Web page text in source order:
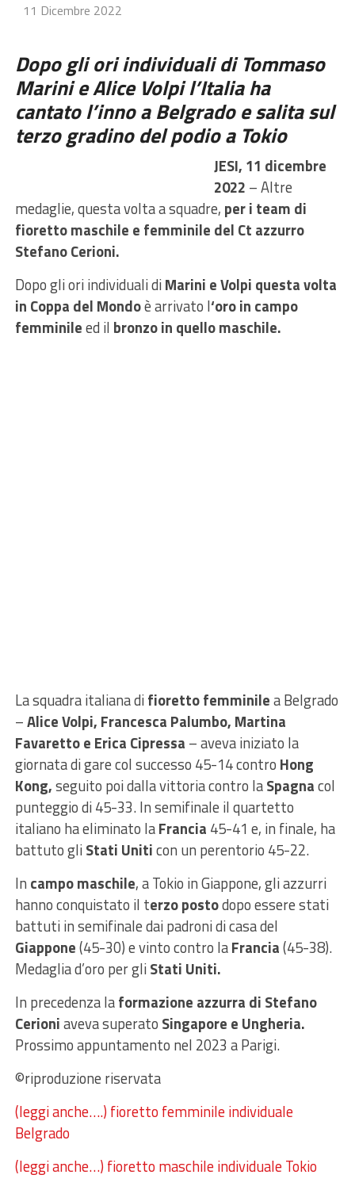
11 Dicembre 2022
Dopo gli ori individuali di Tommaso
Marini e Alice Volpi l’Italia ha
cantato l’inno a Belgrado e salita sul
terzo gradino del podio a Tokio
JESI, 11 dicembre
2022 – Altre
medaglie, questa volta a squadre, per i team di
fioretto maschile e femminile del Ct azzurro
Stefano Cerioni.
Dopo gli ori individuali diMarini e Volpi questa volta
in Coppa del Mondoè arrivato l‘oro in campo
femminileed il bronzo in quello maschile.
La squadra italiana difioretto femminilea Belgrado
–Alice Volpi, Francesca Palumbo, Martina
Favaretto e Erica Cipressa – aveva iniziato la
giornata di gare col successo 45-14 contro Hong
Kong,seguito poi dalla vittoria contro laSpagnacol
punteggio di 45-33. In semifinale il quartetto
italiano ha eliminato laFrancia 45-41 e, in finale, ha
battuto gliStati Uniticon un perentorio 45-22.
In campo maschile, a Tokio in Giappone, gli azzurri
hanno conquistato il terzo postodopo essere stati
battuti in semifinale dai padroni di casa del
Giappone(45-30) e vinto contro laFrancia(45-38).
Medaglia d’oro per gliStati Uniti.
In precedenza laformazione azzurra di Stefano
Cerioniaveva superato Singapore e Ungheria.
Prossimo appuntamento nel 2023 a Parigi.
©riproduzione riservata
(leggi anche….) fioretto femminile individuale
Belgrado
(leggi anche…) fioretto maschile individuale Tokio